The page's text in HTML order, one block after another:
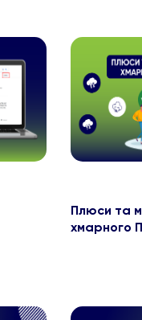
Плюси та
хмарного